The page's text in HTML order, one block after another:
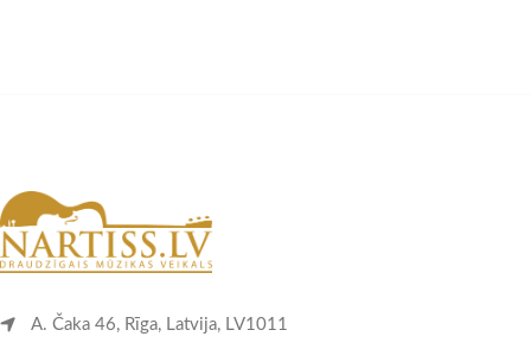
A. Čaka 46, Rīga, Latvija, LV1011